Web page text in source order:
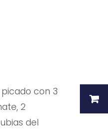
con 3
2
del